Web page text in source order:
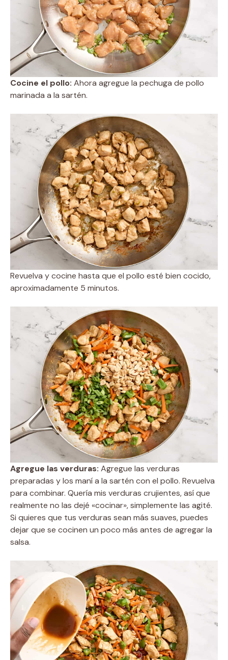
Cocine el pollo: Ahora agregue la pechuga de pollo
marinada a la sartén.
Revuelva y cocine hasta que el pollo esté bien cocido,
aproximadamente 5 minutos.
Agregue las verduras: Agregue las verduras
preparadas y los maní a la sartén con el pollo. Revuelva
para combinar. Quería mis verduras crujientes, así que
realmente no las dejé «cocinar», simplemente las agité.
Si quieres que tus verduras sean más suaves, puedes
dejar que se cocinen un poco más antes de agregar la
salsa.